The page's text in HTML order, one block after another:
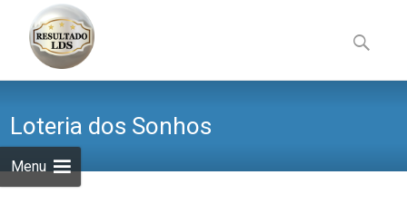
Menu
to
content
por:
Loteria dos Sonhos